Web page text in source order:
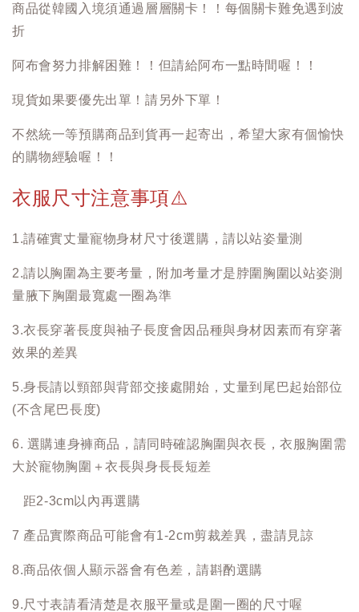
商品從韓國入境須通過層層關卡！！每個關卡難免遇到波
折
阿布會努力排解困難！！但請給阿布一點時間喔！！
現貨如果要優先出單！請另外下單！
不然統一等預購商品到貨再一起寄出，希望大家有個愉快
的購物經驗喔！！
衣服尺寸注意事項⚠️
1.請確實丈量寵物身材尺寸後選購，請以站姿量測
2.請以胸圍為主要考量，附加考量才是脖圍胸圍以站姿測
量腋下胸圍最寬處一圈為準
3.衣長穿著長度與袖子長度會因品種與身材因素而有穿著
效果的差異
5.身長請以頸部與背部交接處開始，丈量到尾巴起始部位
(不含尾巴長度)
6. 選購連身褲商品，請同時確認胸圍與衣長，衣服胸圍需
大於寵物胸圍＋衣長與身長長短差
距2-3cm以內再選購
7 產品實際商品可能會有1-2cm剪裁差異，盡請見諒
8.商品依個人顯示器會有色差，請斟酌選購
9.尺寸表請看清楚是衣服平量或是圍一圈的尺寸喔